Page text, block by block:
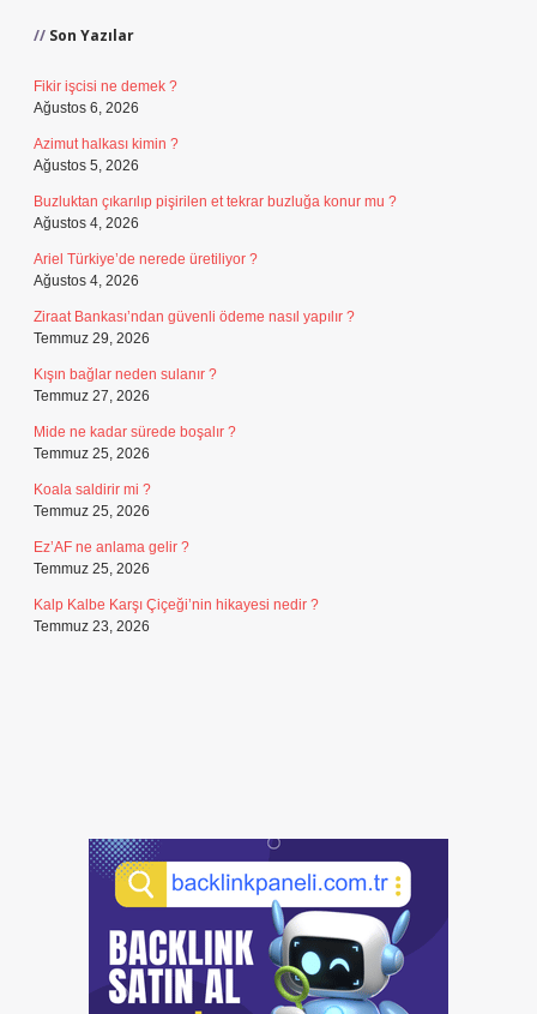
Son Yazılar
Fikir işcisi ne demek ?
Ağustos 6, 2026
Azimut halkası kimin ?
Ağustos 5, 2026
Buzluktan çıkarılıp pişirilen et tekrar buzluğa konur mu ?
Ağustos 4, 2026
Ariel Türkiye’de nerede üretiliyor ?
Ağustos 4, 2026
Ziraat Bankası’ndan güvenli ödeme nasıl yapılır ?
Temmuz 29, 2026
Kışın bağlar neden sulanır ?
Temmuz 27, 2026
Mide ne kadar sürede boşalır ?
Temmuz 25, 2026
Koala saldirir mi ?
Temmuz 25, 2026
Ez’AF ne anlama gelir ?
Temmuz 25, 2026
Kalp Kalbe Karşı Çiçeği’nin hikayesi nedir ?
Temmuz 23, 2026